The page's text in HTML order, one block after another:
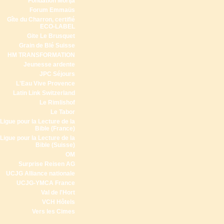
Forum Emmaüs
Gîte du Charron, certifié
ECO-LABEL
Gite Le Brusquet
Grain de Blé Suisse
HM TRANSFORMATION
Jeunesse ardente
JPC Séjours
L'Eau Vive Provence
Latin Link Switzerland
Le Rimlishof
Le Tabor
Ligue pour la Lecture de la
Bible (France)
Ligue pour la Lecture de la
Bible (Suisse)
OM
Surprise Reisen AG
UCJG Alliance nationale
UCJG-YMCA France
Val de l'Hort
VCH Hôtels
Vers les Cimes